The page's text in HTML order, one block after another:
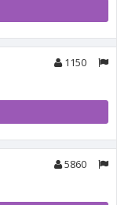
1150
5860